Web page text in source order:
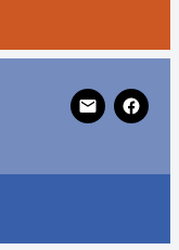
Follow XR